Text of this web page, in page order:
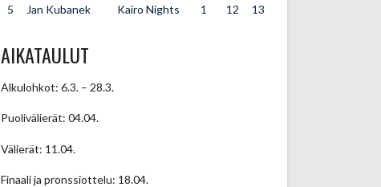
5 Jan Kubanek Kairo Nights 1 12 13
AIKATAULUT
Alkulohkot: 6.3. – 28.3.
Puolivälierät: 04.04.
Välierät: 11.04.
Finaali ja pronssiottelu: 18.04.